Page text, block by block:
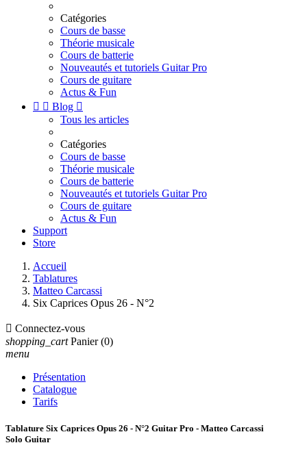
Catégories
Cours de basse
Théorie musicale
Cours de batterie
Nouveautés et tutoriels Guitar Pro
Cours de guitare
Actus & Fun
  Blog 
Tous les articles
Catégories
Cours de basse
Théorie musicale
Cours de batterie
Nouveautés et tutoriels Guitar Pro
Cours de guitare
Actus & Fun
Support
Store
Accueil
Tablatures
Matteo Carcassi
Six Caprices Opus 26 - N°2
 Connectez-vous
shopping_cart Panier (0)
menu
Présentation
Catalogue
Tarifs
Tablature Six Caprices Opus 26 - N°2 Guitar Pro - Matteo Carcassi
Solo Guitar